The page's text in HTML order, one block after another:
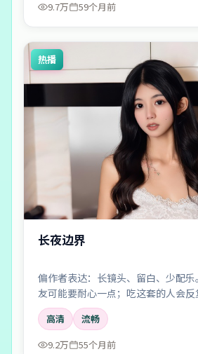
9.7万
59个月前
热播
长夜边界
偏作者表达：长镜头、留白、少配
友可能要耐心一点；吃这套的人会反
高清
流畅
9.2万
55个月前